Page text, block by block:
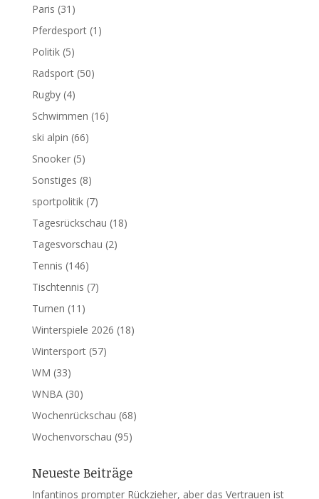
Paris (31)
Pferdesport(1)
Politik(5)
Radsport(50)
Rugby(4)
Schwimmen (16)
ski alpin (66)
Snooker(5)
Sonstiges (8)
sportpolitik(7)
Tagesrückschau (18)
Tagesvorschau (2)
Tennis (146)
Tischtennis (7)
Turnen (11)
Winterspiele 2026 (18)
Wintersport(57)
WM (33)
WNBA(30)
Wochenrückschau (68)
Wochenvorschau (95)
Neueste Beiträge
Infantinos prompter Rückzieher, aber das Vertrauen ist